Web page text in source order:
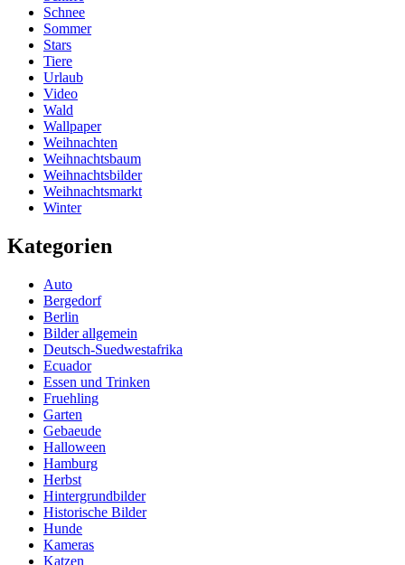
Schnee
Sommer
Stars
Tiere
Urlaub
Video
Wald
Wallpaper
Weihnachten
Weihnachtsbaum
Weihnachtsbilder
Weihnachtsmarkt
Winter
Kategorien
Auto
Bergedorf
Berlin
Bilder allgemein
Deutsch-Suedwestafrika
Ecuador
Essen und Trinken
Fruehling
Garten
Gebaeude
Halloween
Hamburg
Herbst
Hintergrundbilder
Historische Bilder
Hunde
Kameras
Katzen